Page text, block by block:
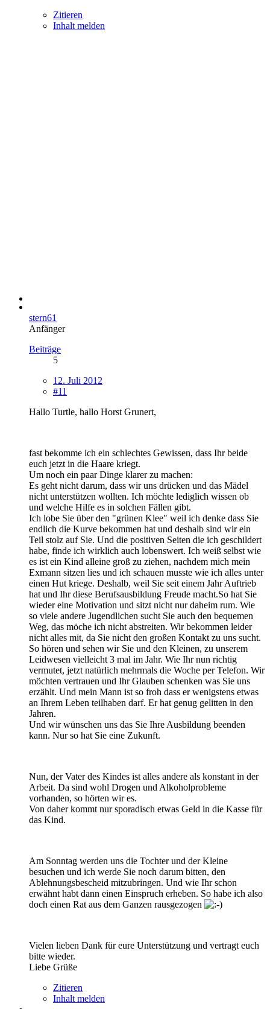
Zitieren
Inhalt melden
stern61
Anfänger
Beiträge
5
12. Juli 2012
#11
Hallo Turtle, hallo Horst Grunert,
fast bekomme ich ein schlechtes Gewissen, dass Ihr beide
euch jetzt in die Haare kriegt.
Um noch ein paar Dinge klarer zu machen:
Es geht nicht darum, dass wir uns drücken und das Mädel
nicht unterstützen wollten. Ich möchte lediglich wissen ob
und welche Hilfe es in solchen Fällen gibt.
Ich lobe Sie über den "grünen Klee" weil ich denke dass Sie
endlich die Kurve bekommen hat und deshalb sind wir ein
Teil stolz auf Sie. Und die positiven Seiten die ich geschildert
habe, finde ich wirklich auch lobenswert. Ich weiß selbst wie
es ist ein Kind alleine groß zu ziehen, nachdem mich mein
Exmann sitzen lies und ich schauen musste wie ich alles unter
einen Hut kriege. Deshalb, weil Sie seit einem Jahr Auftrieb
hat und Ihr diese Berufsausbildung Freude macht.So hat Sie
wieder eine Motivation und sitzt nicht nur daheim rum. Wie
so viele andere Jugendlichen sucht Sie auch den bequemen
Weg, das möche ich nicht abstreiten. Wir bekommen leider
nicht alles mit, da Sie nicht den großen Kontakt zu uns sucht.
So hören und sehen wir Sie und den Kleinen, zu unserem
Leidwesen vielleicht 3 mal im Jahr. Wie Ihr nun richtig
vermutet, jetzt natürlich mehrmals die Woche per Telefon. Wir
möchten vertrauen und Ihr Glauben schenken was Sie uns
erzählt. Und mein Mann ist so froh dass er wenigstens etwas
an Ihrem Leben teilhaben darf. Er hat genug gelitten in den
Jahren.
Und wir wünschen uns das Sie Ihre Ausbildung beenden
kann. Nur so hat Sie eine Zukunft.
Nun, der Vater des Kindes ist alles andere als konstant in der
Arbeit. Da sind wohl Drogen und Alkoholprobleme
vorhanden, so hörten wir es.
Von daher kommt nur sporadisch etwas Geld in die Kasse für
das Kind.
Am Sonntag werden uns die Tochter und der Kleine
besuchen und ich werde Sie noch darum bitten, den
Ablehnungsbescheid mitzubringen. Und wie Ihr schon
erwähnt habt dann einen Einspruch erheben. So habe ich also
doch einen Rat aus dem Ganzen rausgezogen
Vielen lieben Dank für eure Unterstützung und vertragt euch
bitte wieder.
Liebe Grüße
Zitieren
Inhalt melden